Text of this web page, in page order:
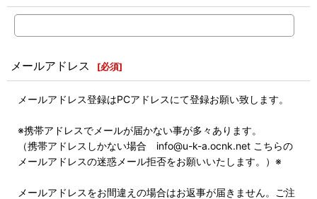
メールアドレス [必須]
メールアドレス登録はPCアドレスにて登録お願い致します。
※携帯アドレスでメールが届かない事が多々あります。
（携帯アドレスしかない場合 info@u-k-a.ocnk.net こちらの
メールアドレスの迷惑メール拒否をお願いいたします。）※
メールアドレスをお間違えの場合はお返事が届きません。ご注